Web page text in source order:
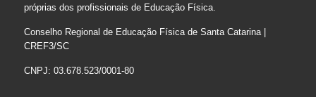
próprias dos profissionais de Educação Física.
Conselho Regional de Educação Física de Santa Catarina |
CREF3/SC
CNPJ: 03.678.523/0001-80